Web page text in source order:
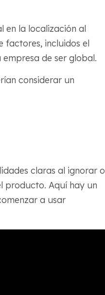
en la localización al
factores, incluidos el
de ser global.
considerar un
claras al ignorar o
producto. Aquí hay un
a usar